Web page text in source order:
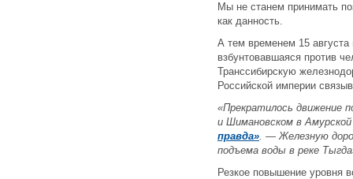
Мы не станем принимать
как данность.
А тем временем 15
взбунтовавшаяся против
Транссибирскую
Российской империи
«Прекратилось движение
и Шимановском в
правда». — Железную
подъема воды в реке
Резкое повышение уровня